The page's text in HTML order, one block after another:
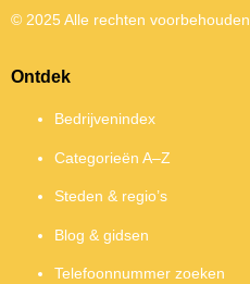
© 2025 Alle rechten voorbehouden
Ontdek
Bedrijvenindex
Categorieën A–Z
Steden & regio’s
Blog & gidsen
Telefoonnummer zoeken